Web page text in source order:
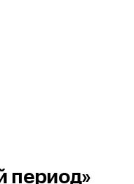
период»